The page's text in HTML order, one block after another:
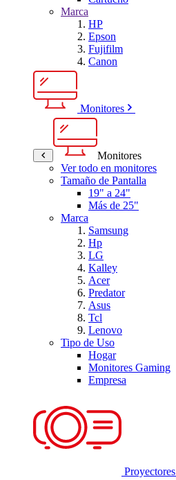
Marca
HP
Epson
Fujifilm
Canon
Monitores
Monitores
Ver todo en monitores
Tamaño de Pantalla
19" a 24"
Más de 25"
Marca
Samsung
Hp
LG
Kalley
Acer
Predator
Asus
Tcl
Lenovo
Tipo de Uso
Hogar
Monitores Gaming
Empresa
Proyectores